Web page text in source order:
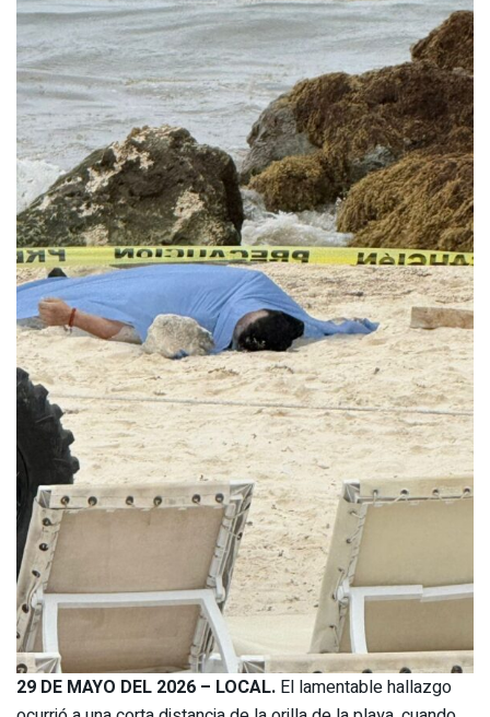
29 DE MAYO DEL 2026 – LOCAL. El lamentable hallazgo